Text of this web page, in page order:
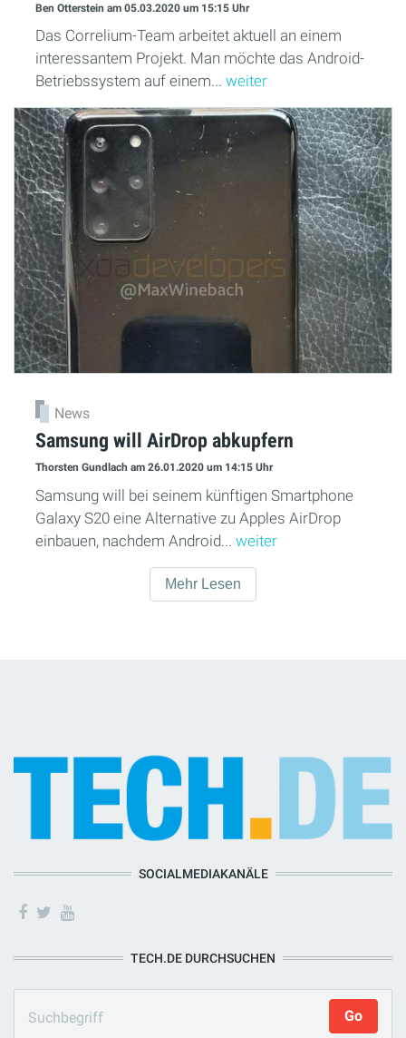
Ben Otterstein am 05.03.2020 um 15:15 Uhr
Das Correlium-Team arbeitet aktuell an einem
interessantem Projekt. Man möchte das Android-
Betriebssystem auf einem... weiter
News
Samsung will AirDrop abkupfern
Thorsten Gundlach am 26.01.2020 um 14:15 Uhr
Samsung will bei seinem künftigen Smartphone
Galaxy S20 eine Alternative zu Apples AirDrop
einbauen, nachdem Android... weiter
Mehr Lesen
SOCIALMEDIAKANÄLE
TECH.DE DURCHSUCHEN